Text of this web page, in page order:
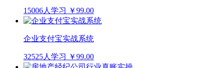
15006人学习 ￥99.00
企业支付宝实战系统
32525人学习 ￥99.00